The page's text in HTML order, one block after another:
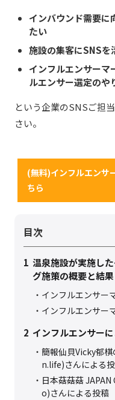
インバウンド需要に
たい
施設の集客にSNSを
インフルエンサーマ
ルエンサー選定のや
という企業のSNSご担
さい。
(無料)インフルエンサ
ちら
目次
1 温泉施設が実施し
グ施策の概要と結果
インフルエンサー
インフルエンサー
2 インフルエンサー
簡報仙貝Vicky郁
n.life)さんによる
日本菇菇菇
o)さんによる投稿